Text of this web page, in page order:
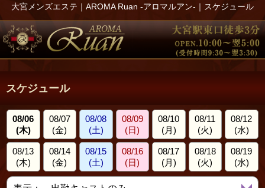
大宮メンズエステ｜AROMA Ruan -アロマルアン-｜スケジュール
スケジュール
08/06
(木)
08/07
(金)
08/08
(土)
08/09
(日)
08/10
(月)
08/11
(火)
08/12
(水)
08/13
(木)
08/14
(金)
08/15
(土)
08/16
(日)
08/17
(月)
08/18
(火)
08/19
(水)